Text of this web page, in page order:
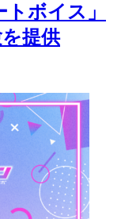
ボイス」
提供